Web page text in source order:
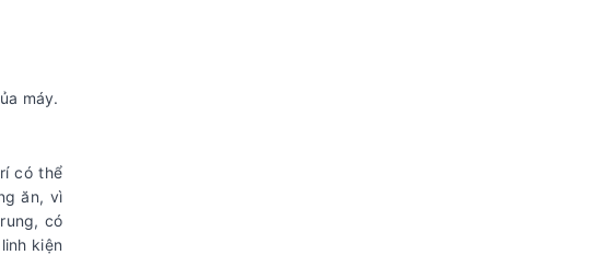
máy.
có thể
ăn, vì
có
kiện